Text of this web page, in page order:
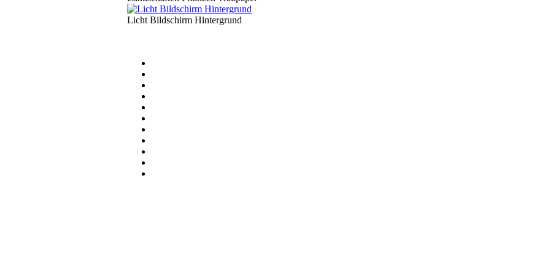
Licht Bildschirm Hintergrund